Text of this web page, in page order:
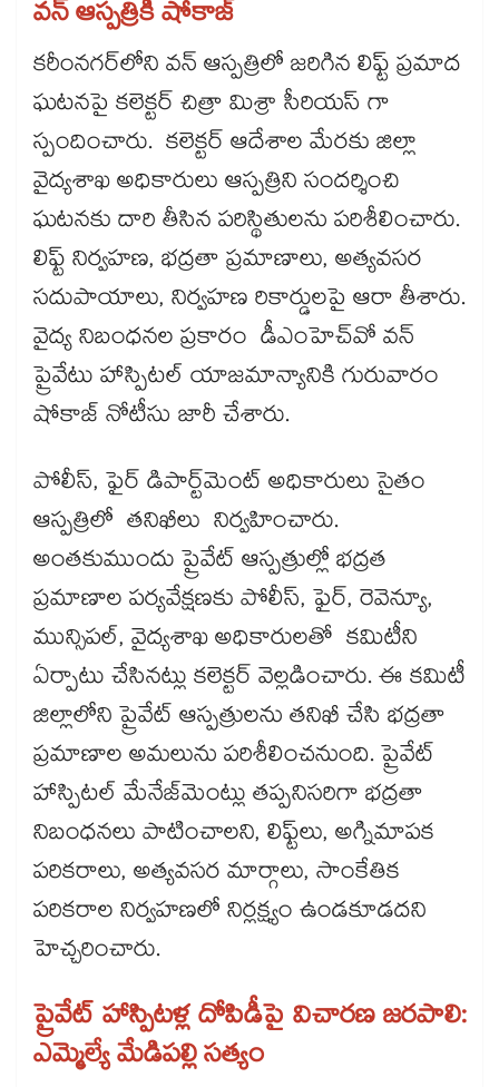
వన్ ఆస్పత్రికి షోకాజ్‌‌
కరీంనగర్‌‌లోని వన్ ఆస్పత్రిలో జరిగిన లిఫ్ట్ ప్రమాద
ఘటనపై కలెక్టర్ చిత్రా మిశ్రా సీరియస్ గా
స్పందించారు. కలెక్టర్ ఆదేశాల మేరకు జిల్లా
వైద్యశాఖ అధికారులు ఆస్పత్రిని సందర్శించి
ఘటనకు దారి తీసిన పరిస్థితులను పరిశీలించారు.
లిఫ్ట్ నిర్వహణ, భద్రతా ప్రమాణాలు, అత్యవసర
సదుపాయాలు, నిర్వహణ రికార్డులపై ఆరా తీశారు.
వైద్య నిబంధనల ప్రకారం డీఎంహెచ్‌‌వో వన్
ప్రైవేటు హాస్పిటల్‌‌ యాజమాన్యానికి గురువారం
షోకాజ్​ నోటీసు జారీ చేశారు.
పోలీస్, ఫైర్ డిపార్ట్​మెంట్ అధికారులు సైతం
ఆస్పత్రిలో తనిఖీలు నిర్వహించారు.
అంతకుముందు ప్రైవేట్ ఆస్పత్రుల్లో భద్రత
ప్రమాణాల పర్యవేక్షణకు పోలీస్, ఫైర్, రెవెన్యూ,
మున్సిపల్, వైద్యశాఖ అధికారులతో కమిటీని
ఏర్పాటు చేసినట్లు కలెక్టర్ వెల్లడించారు. ఈ కమిటీ
జిల్లాలోని ప్రైవేట్ ఆస్పత్రులను తనిఖీ చేసి భద్రతా
ప్రమాణాల అమలును పరిశీలించనుంది. ప్రైవేట్​
హాస్పిటల్‌‌ మేనేజ్​మెంట్లు తప్పనిసరిగా భద్రతా
నిబంధనలు పాటించాలని, లిఫ్ట్‌‌లు, అగ్నిమాపక
పరికరాలు, అత్యవసర మార్గాలు, సాంకేతిక
పరికరాల నిర్వహణలో నిర్లక్ష్యం ఉండకూడదని
హెచ్చరించారు.
ప్రైవేట్ హాస్పిటళ్ల దోపిడీపై విచారణ జరపాలి:
ఎమ్మెల్యే మేడిపల్లి సత్యం